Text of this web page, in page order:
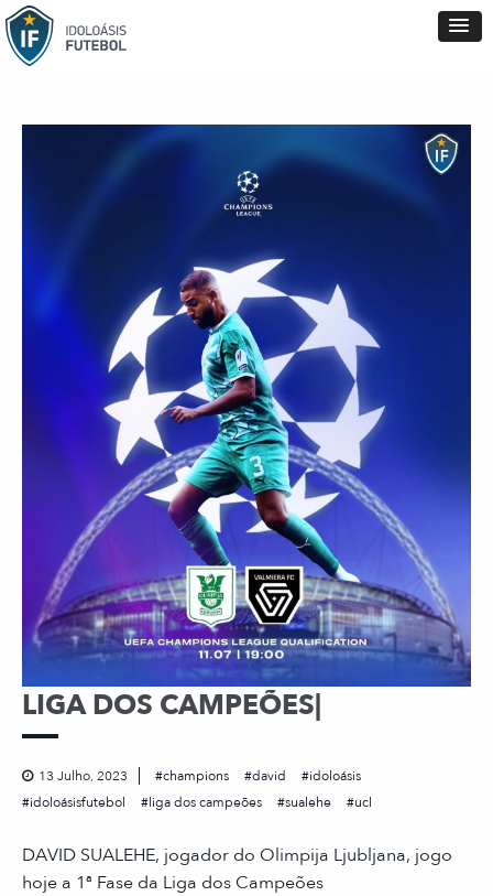
LIGA DOS CAMPEÕES|
13 Julho, 2023 champions david
idoloásis
idoloásisfutebol
liga dos campeões sualehe ucl
DAVID SUALEHE, jogador do Olimpija Ljubljana, jogo
hoje a 1ª Fase da Liga dos Campeões